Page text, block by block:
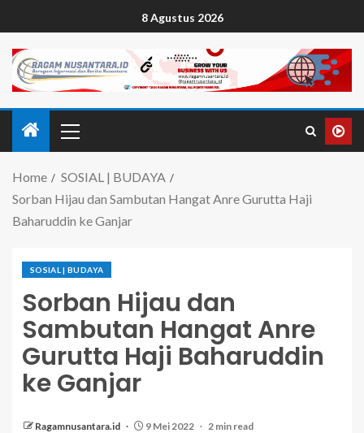
8 Agustus 2026
Home
SOSIAL | BUDAYA
Sorban Hijau dan Sambutan Hangat Anre Gurutta Haji
Baharuddin ke Ganjar
SOSIAL | BUDAYA
Sorban Hijau dan
Sambutan Hangat Anre
Gurutta Haji Baharuddin
ke Ganjar
Ragamnusantara.id 9 Mei 2022 2 min read